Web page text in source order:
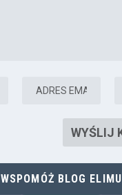
WSPOMÓŻ BLOG ELIMU